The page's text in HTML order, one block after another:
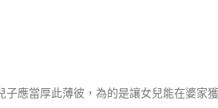
子應當厚此薄彼，為的是讓女兒能在婆家獲